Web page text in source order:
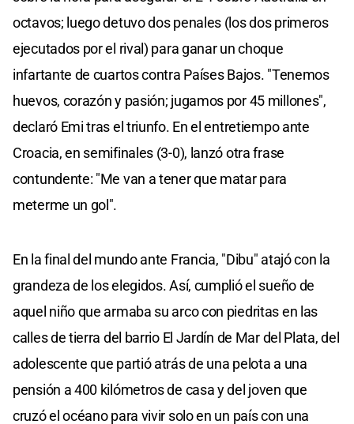
octavos; luego detuvo dos penales (los dos primeros
ejecutados por el rival) para ganar un choque
infartante de cuartos contra Países Bajos. "Tenemos
huevos, corazón y pasión; jugamos por 45 millones",
declaró Emi tras el triunfo. En el entretiempo ante
Croacia, en semifinales (3-0), lanzó otra frase
contundente: "Me van a tener que matar para
meterme un gol".
En la final del mundo ante Francia, "Dibu" atajó con la
grandeza de los elegidos. Así, cumplió el sueño de
aquel niño que armaba su arco con piedritas en las
calles de tierra del barrio El Jardín de Mar del Plata, del
adolescente que partió atrás de una pelota a una
pensión a 400 kilómetros de casa y del joven que
cruzó el océano para vivir solo en un país con una